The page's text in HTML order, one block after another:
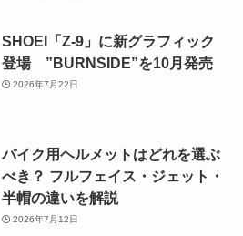
SHOEI「Z-9」に新グラフィック
登場 ”BURNSIDE”を10月発売
2026年7月22日
バイク用ヘルメットはどれを選ぶ
べき？ フルフェイス・ジェット・
半帽の違いを解説
2026年7月12日